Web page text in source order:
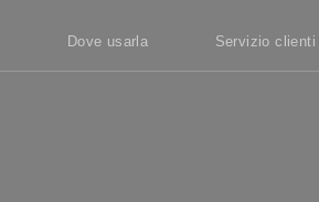
Dove usarla Servizio clienti